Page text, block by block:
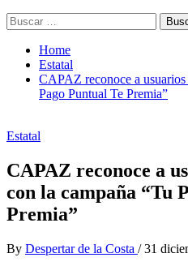
Buscar:
Home
Estatal
CAPAZ reconoce a
Pago Puntual Te Premia”
Estatal
CAPAZ reconoce a
con la campaña “Tu
Premia”
By Despertar de la Costa / 31